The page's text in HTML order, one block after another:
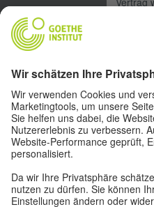
© Goethe-Institut 2026